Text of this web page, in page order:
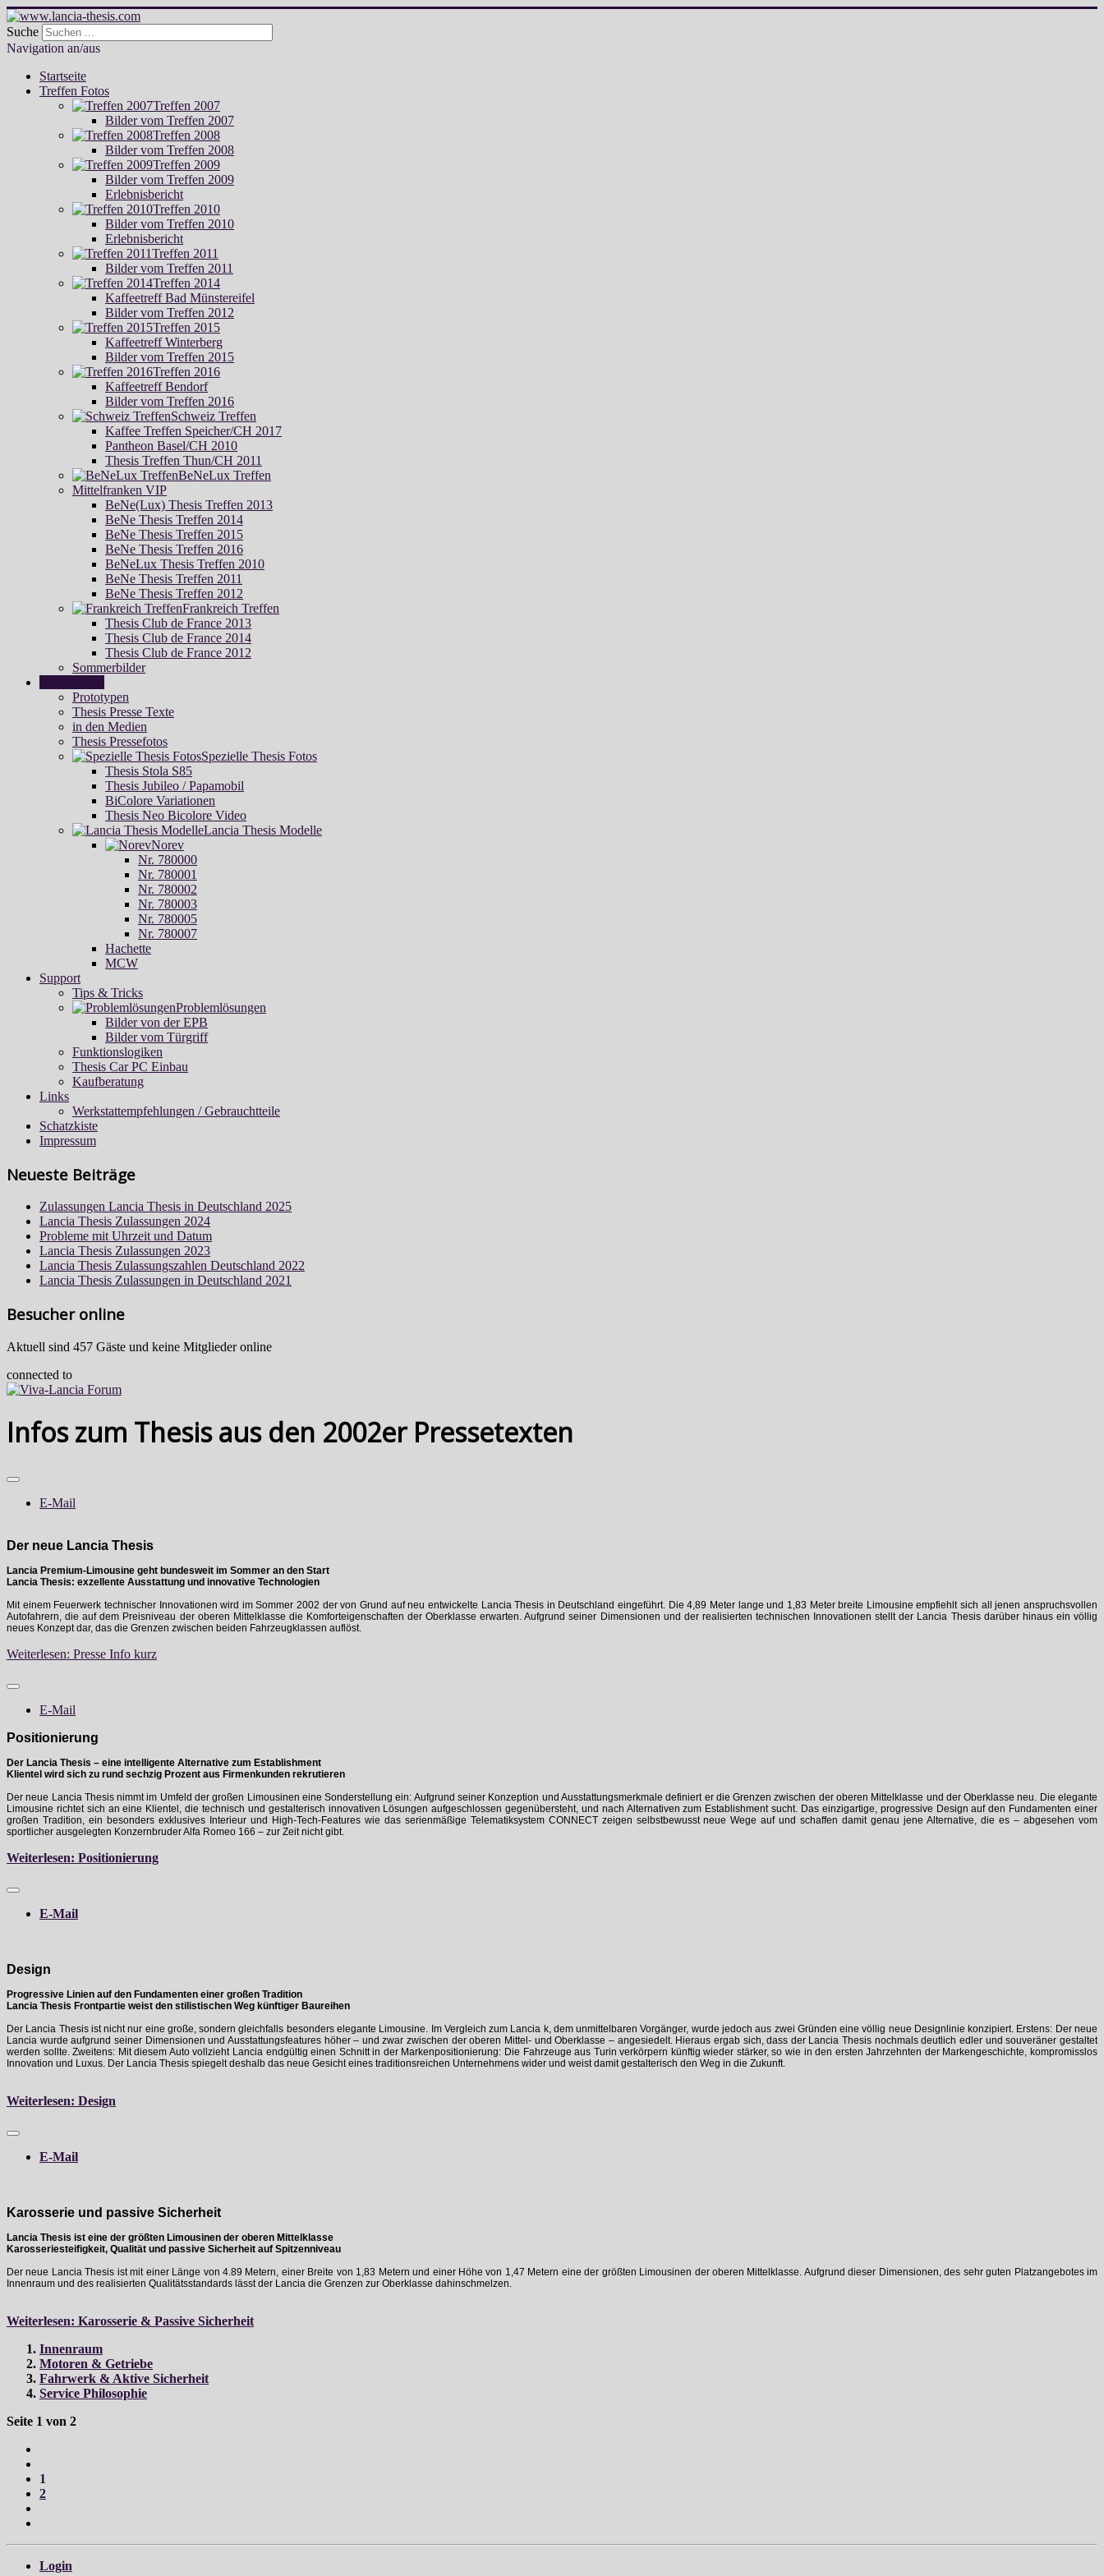
Suche
Navigation an/aus
Startseite
Treffen Fotos
Treffen 2007
Bilder vom Treffen 2007
Treffen 2008
Bilder vom Treffen 2008
Treffen 2009
Bilder vom Treffen 2009
Erlebnisbericht
Treffen 2010
Bilder vom Treffen 2010
Erlebnisbericht
Treffen 2011
Bilder vom Treffen 2011
Treffen 2014
Kaffeetreff Bad Münstereifel
Bilder vom Treffen 2012
Treffen 2015
Kaffeetreff Winterberg
Bilder vom Treffen 2015
Treffen 2016
Kaffeetreff Bendorf
Bilder vom Treffen 2016
Schweiz Treffen
Kaffee Treffen Speicher/CH 2017
Pantheon Basel/CH 2010
Thesis Treffen Thun/CH 2011
BeNeLux Treffen
Mittelfranken VIP
BeNe(Lux) Thesis Treffen 2013
BeNe Thesis Treffen 2014
BeNe Thesis Treffen 2015
BeNe Thesis Treffen 2016
BeNeLux Thesis Treffen 2010
BeNe Thesis Treffen 2011
BeNe Thesis Treffen 2012
Frankreich Treffen
Thesis Club de France 2013
Thesis Club de France 2014
Thesis Club de France 2012
Sommerbilder
Prototypen
Thesis Presse Texte
in den Medien
Thesis Pressefotos
Spezielle Thesis Fotos
Thesis Stola S85
Thesis Jubileo / Papamobil
BiColore Variationen
Thesis Neo Bicolore Video
Lancia Thesis Modelle
Norev
Nr. 780000
Nr. 780001
Nr. 780002
Nr. 780003
Nr. 780005
Nr. 780007
Hachette
MCW
Support
Tips & Tricks
Problemlösungen
Bilder von der EPB
Bilder vom Türgriff
Funktionslogiken
Thesis Car PC Einbau
Kaufberatung
Links
Werkstattempfehlungen / Gebrauchtteile
Schatzkiste
Impressum
Neueste Beiträge
Zulassungen Lancia Thesis in Deutschland 2025
Lancia Thesis Zulassungen 2024
Probleme mit Uhrzeit und Datum
Lancia Thesis Zulassungen 2023
Lancia Thesis Zulassungszahlen Deutschland 2022
Lancia Thesis Zulassungen in Deutschland 2021
Besucher online
Aktuell sind 457 Gäste und keine Mitglieder online
connected to
Infos zum Thesis aus den 2002er Pressetexten
E-Mail
Der neue Lancia Thesis
Lancia Premium-Limousine geht bundesweit im Sommer an den Start
Lancia Thesis: exzellente Ausstattung und innovative Technologien
Mit einem Feuerwerk technischer Innovationen wird im Sommer 2002 der von Grund auf neu entwickelte Lancia Thesis in Deutschland eingeführt. Die 4,89 Meter lange und 1,83 Meter breite Limousine empfiehlt sich all jenen anspruchsvollen
Autofahrern, die auf dem Preisniveau der oberen Mittelklasse die Komforteigenschaften der Oberklasse erwarten. Aufgrund seiner Dimensionen und der realisierten technischen Innovationen stellt der Lancia Thesis darüber hinaus ein völlig
neues Konzept dar, das die Grenzen zwischen beiden Fahrzeugklassen auflöst.
Weiterlesen: Presse Info kurz
E-Mail
Positionierung
Der Lancia Thesis – eine intelligente Alternative zum Establishment
Klientel wird sich zu rund sechzig Prozent aus Firmenkunden rekrutieren
Der neue Lancia Thesis nimmt im Umfeld der großen Limousinen eine Sonderstellung ein: Aufgrund seiner Konzeption und Ausstattungsmerkmale definiert er die Grenzen zwischen der oberen Mittelklasse und der Oberklasse neu. Die elegante
Limousine richtet sich an eine Klientel, die technisch und gestalterisch innovativen Lösungen aufgeschlossen gegenübersteht, und nach Alternativen zum Establishment sucht. Das einzigartige, progressive Design auf den Fundamenten einer
großen Tradition, ein besonders exklusives Interieur und High-Tech-Features wie das serienmäßige Telematiksystem CONNECT zeigen selbstbewusst neue Wege auf und schaffen damit genau jene Alternative, die es – abgesehen vom
sportlicher ausgelegten Konzernbruder Alfa Romeo 166 – zur Zeit nicht gibt.
Weiterlesen: Positionierung
E-Mail
Design
Progressive Linien auf den Fundamenten einer großen Tradition
Lancia Thesis Frontpartie weist den stilistischen Weg künftiger Baureihen
Der Lancia Thesis ist nicht nur eine große, sondern gleichfalls besonders elegante Limousine. Im Vergleich zum Lancia k, dem unmittelbaren Vorgänger, wurde jedoch aus zwei Gründen eine völlig neue Designlinie konzipiert. Erstens: Der neue
Lancia wurde aufgrund seiner Dimensionen und Ausstattungsfeatures höher – und zwar zwischen der oberen Mittel- und Oberklasse – angesiedelt. Hieraus ergab sich, dass der Lancia Thesis nochmals deutlich edler und souveräner gestaltet
werden sollte. Zweitens: Mit diesem Auto vollzieht Lancia endgültig einen Schnitt in der Markenpositionierung: Die Fahrzeuge aus Turin verkörpern künftig wieder stärker, so wie in den ersten Jahrzehnten der Markengeschichte, kompromisslos
Innovation und Luxus. Der Lancia Thesis spiegelt deshalb das neue Gesicht eines traditionsreichen Unternehmens wider und weist damit gestalterisch den Weg in die Zukunft.
Weiterlesen: Design
E-Mail
Karosserie und passive Sicherheit
Lancia Thesis ist eine der größten Limousinen der oberen Mittelklasse
Karosseriesteifigkeit, Qualität und passive Sicherheit auf Spitzenniveau
Der neue Lancia Thesis ist mit einer Länge von 4.89 Metern, einer Breite von 1,83 Metern und einer Höhe von 1,47 Metern eine der größten Limousinen der oberen Mittelklasse. Aufgrund dieser Dimensionen, des sehr guten Platzangebotes im
Innenraum und des realisierten Qualitätsstandards lässt der Lancia die Grenzen zur Oberklasse dahinschmelzen.
Weiterlesen: Karosserie & Passive Sicherheit
Innenraum
Motoren & Getriebe
Fahrwerk & Aktive Sicherheit
Service Philosophie
Seite 1 von 2
1
2
Login